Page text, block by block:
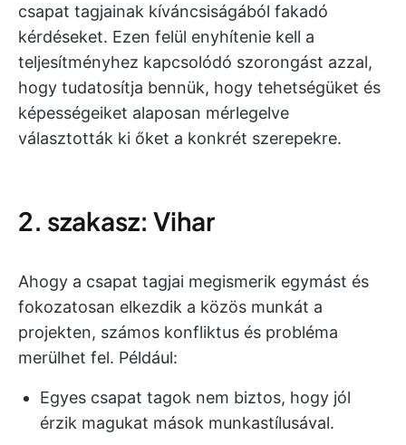
csapat tagjainak kíváncsiságából fakadó
kérdéseket. Ezen felül enyhítenie kell a
teljesítményhez kapcsolódó szorongást azzal,
hogy tudatosítja bennük, hogy tehetségüket és
képességeiket alaposan mérlegelve
választották ki őket a konkrét szerepekre.
2. szakasz: Vihar
Ahogy a csapat tagjai megismerik egymást és
fokozatosan elkezdik a közös munkát a
projekten, számos konfliktus és probléma
merülhet fel. Például:
Egyes csapat tagok nem biztos, hogy jól
érzik magukat mások munkastílusával.